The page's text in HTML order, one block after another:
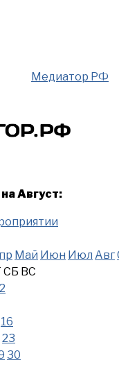
Август:
Май Июн Июл Авг
СБ ВС
2
16
23
30